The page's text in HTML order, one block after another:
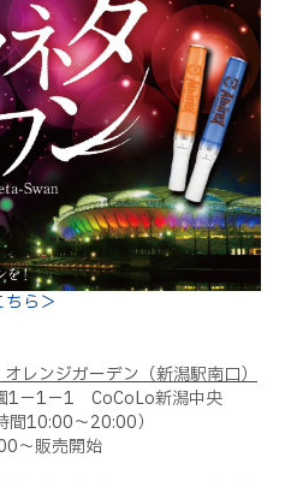
ら＞
レンジガーデン（新潟駅南口）
1－1－1 CoCoLo新潟中央
間10:00～20:00）
～販売開始